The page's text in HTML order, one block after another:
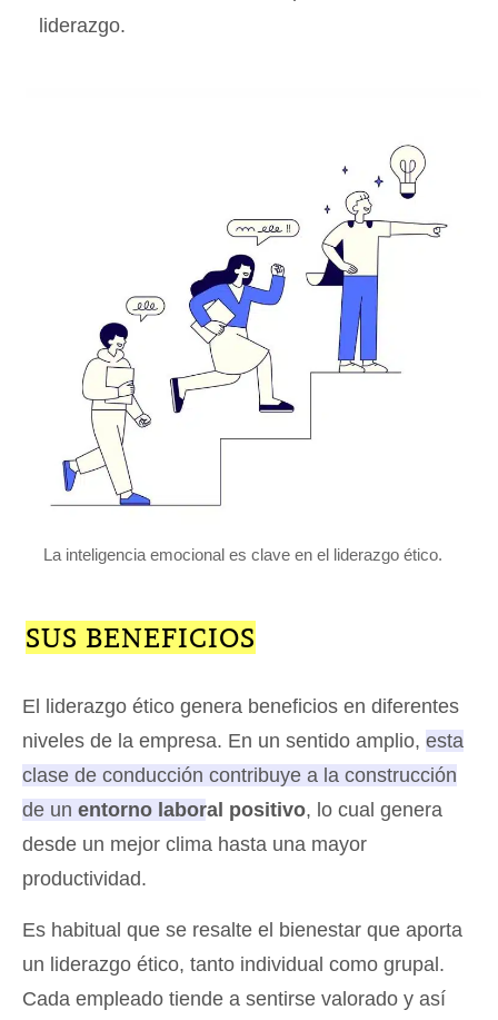
liderazgo.
La inteligencia emocional es clave en el liderazgo ético.
SUS BENEFICIOS
El liderazgo ético genera beneficios en diferentes
niveles de la empresa. En un sentido amplio, esta
clase de conducción contribuye a la construcción
de un entorno laboral positivo, lo cual genera
desde un mejor clima hasta una mayor
productividad.
Es habitual que se resalte el bienestar que aporta
un liderazgo ético, tanto individual como grupal.
Cada empleado tiende a sentirse valorado y así